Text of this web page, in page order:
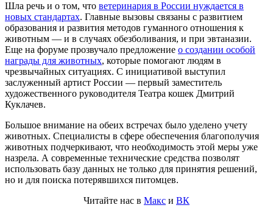
Шла речь и о том, что ветеринария в России нуждается в
новых стандартах. Главные вызовы связаны с развитием
образования и развития методов гуманного отношения к
животным — и в случаях обезболивания, и при эвтаназии.
Еще на форуме прозвучало предложение о создании особой
награды для животных, которые помогают людям в
чрезвычайных ситуациях. С инициативой выступил
заслуженный артист России — первый заместитель
художественного руководителя Театра кошек Дмитрий
Куклачев.
Большое внимание на обеих встречах было уделено учету
животных. Специалисты в сфере обеспечения благополучия
животных подчеркивают, что необходимость этой меры уже
назрела. А современные технические средства позволят
использовать базу данных не только для принятия решений,
но и для поиска потерявшихся питомцев.
Читайте нас в Макс и ВК